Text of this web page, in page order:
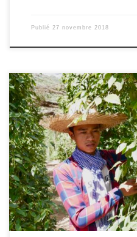
Publié 27 novembre 2018
24/11/2018 – Colombe. Nous
région où on fait le meilleur
visiter une plantation. Laisser
poivre qui est dans votre assiette.
floraison (ce qui correspond à